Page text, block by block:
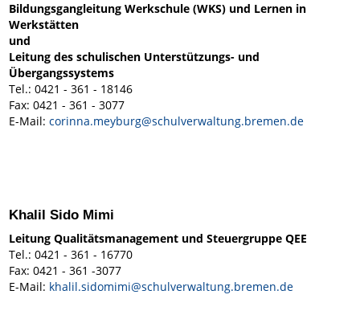
Bildungsgangleitung Werkschule (WKS) und Lernen in
Werkstätten
und
Leitung des schulischen Unterstützungs- und
Übergangssystems
Tel.: 0421 - 361 - 18146
Fax: 0421 - 361 - 3077
E-Mail:corinna.meyburg@schulverwaltung.bremen.de
Khalil Sido Mimi
Leitung Qualitätsmanagement und Steuergruppe QEE
Tel.: 0421 - 361 - 16770
Fax: 0421 - 361 -3077
E-Mail: khalil.sidomimi@schulverwaltung.bremen.de